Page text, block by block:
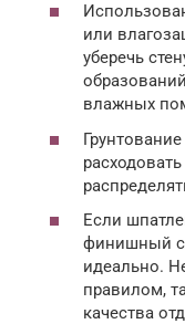
или
уберечь
влажных
Если
финишный
идеально.
правилом,
качества